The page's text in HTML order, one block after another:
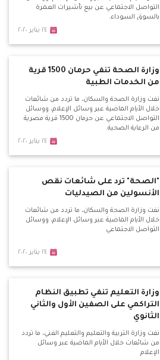
التواصل الاجتماعي عن بيع تأشيرات العمرة
بالسوق السوداء.
٢٤ يناير ٢٠٢٠
وزارة الصحة تنفي حرمان 1500 قرية
من الخدمات الطبية
نفت وزارة الصحة والسكان، ما تردد من شائعات
خلال الأيام الماضية عبر وسائل الإعلام، ووسائل
التواصل الاجتماعي عن حرمان 1500 قرية مصرية
من الرعاية الصحية.
٢٤ يناير ٢٠٢٠
"الصحة" ترد على شائعات نقص
الأنسولين من الصيدليات
نفت وزارة الصحة والسكان، ما تردد من شائعات
خلال الأيام الماضية عبر وسائل الإعلام، ووسائل
التواصل الاجتماعي
٢٤ يناير ٢٠٢٠
وزارة التعليم تنفي تطبيق النظام
التراكمي على الصفين الأول والثاني
الثانوي
نفت وزارة التربية والتعليم والتعليم الفني، ما تردد
من شائعات خلال الأيام الماضية عبر وسائل
الإعلام